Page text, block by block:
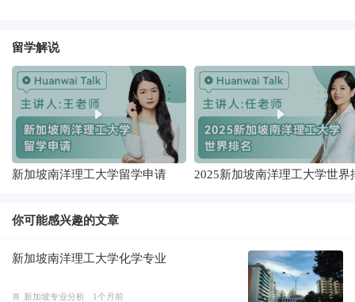
留学解说
新加坡南洋理工大学留学申请
2025新加坡南洋理工大学世界
你可能感兴趣的文章
新加坡南洋理工大学化学专业
新加坡专业分析 1个月前